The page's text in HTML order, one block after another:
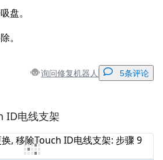
盘。
。
询问修复机器人 5条评论
添加一条评论
ID电线支架